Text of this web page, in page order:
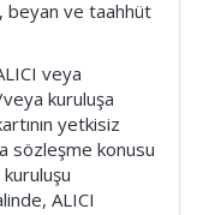
beyan ve taahhüt
veya
kuruluşa
yetkisiz
sözleşme konusu
ALICI